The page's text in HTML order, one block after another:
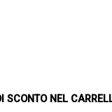
NEL